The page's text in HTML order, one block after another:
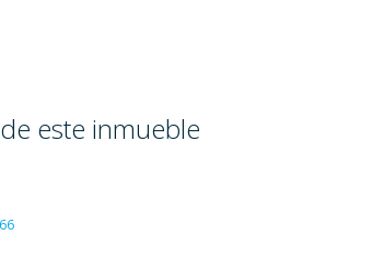
este inmueble